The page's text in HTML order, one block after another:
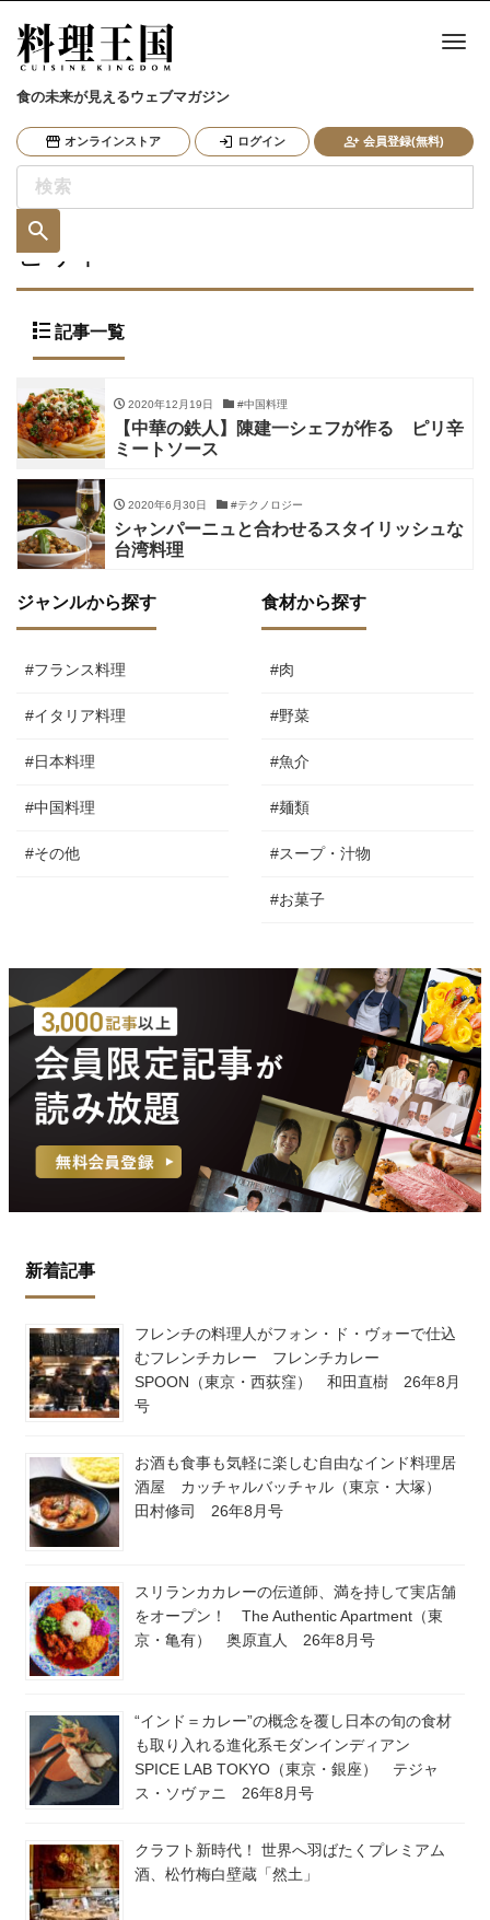
食の未来が見えるウェブマガジン
オンラインストア ログイン 会員登録(無料)
ナ
ピリ辛
記事一覧
2020年12月19日 #中国料理
【中華の鉄人】陳建一シェフが作る ピリ辛
ミートソース
2020年6月30日 #テクノロジー
シャンパーニュと合わせるスタイリッシュな
台湾料理
ジャンルから探す
#フランス料理
#イタリア料理
#日本料理
#中国料理
#その他
食材から探す
#肉
#野菜
#魚介
#麺類
#スープ・汁物
#お菓子
新着記事
フレンチの料理人がフォン・ド・ヴォーで仕込
むフレンチカレー フレンチカレー
SPOON（東京・西荻窪） 和田直樹 26年8月
号
お酒も食事も気軽に楽しむ自由なインド料理居
酒屋 カッチャルバッチャル（東京・大塚）
田村修司 26年8月号
スリランカカレーの伝道師、満を持して実店舗
をオープン！ The Authentic Apartment（東
京・亀有） 奥原直人 26年8月号
“インド＝カレー”の概念を覆し日本の旬の食材
も取り入れる進化系モダンインディアン
SPICE LAB TOKYO（東京・銀座） テジャ
ス・ソヴァニ 26年8月号
クラフト新時代！ 世界へ羽ばたくプレミアム
酒、松竹梅白壁蔵「然土」